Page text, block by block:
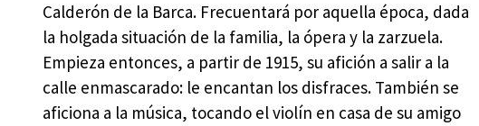
Calderón de la Barca. Frecuentará por aquella época, dada
la holgada situación de la familia, la ópera y la zarzuela.
Empieza entonces, a partir de 1915, su afición a salir a la
calle enmascarado: le encantan los disfraces. También se
aficiona a la música, tocando el violín en casa de su amigo